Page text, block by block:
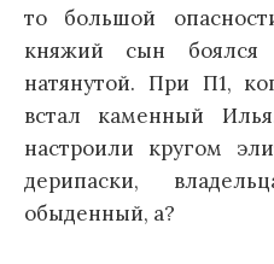
то большой
княжий сын боялся
натянутой. При П1,
встал каменный
настроили кругом
дерипаски,
обыденный, а?